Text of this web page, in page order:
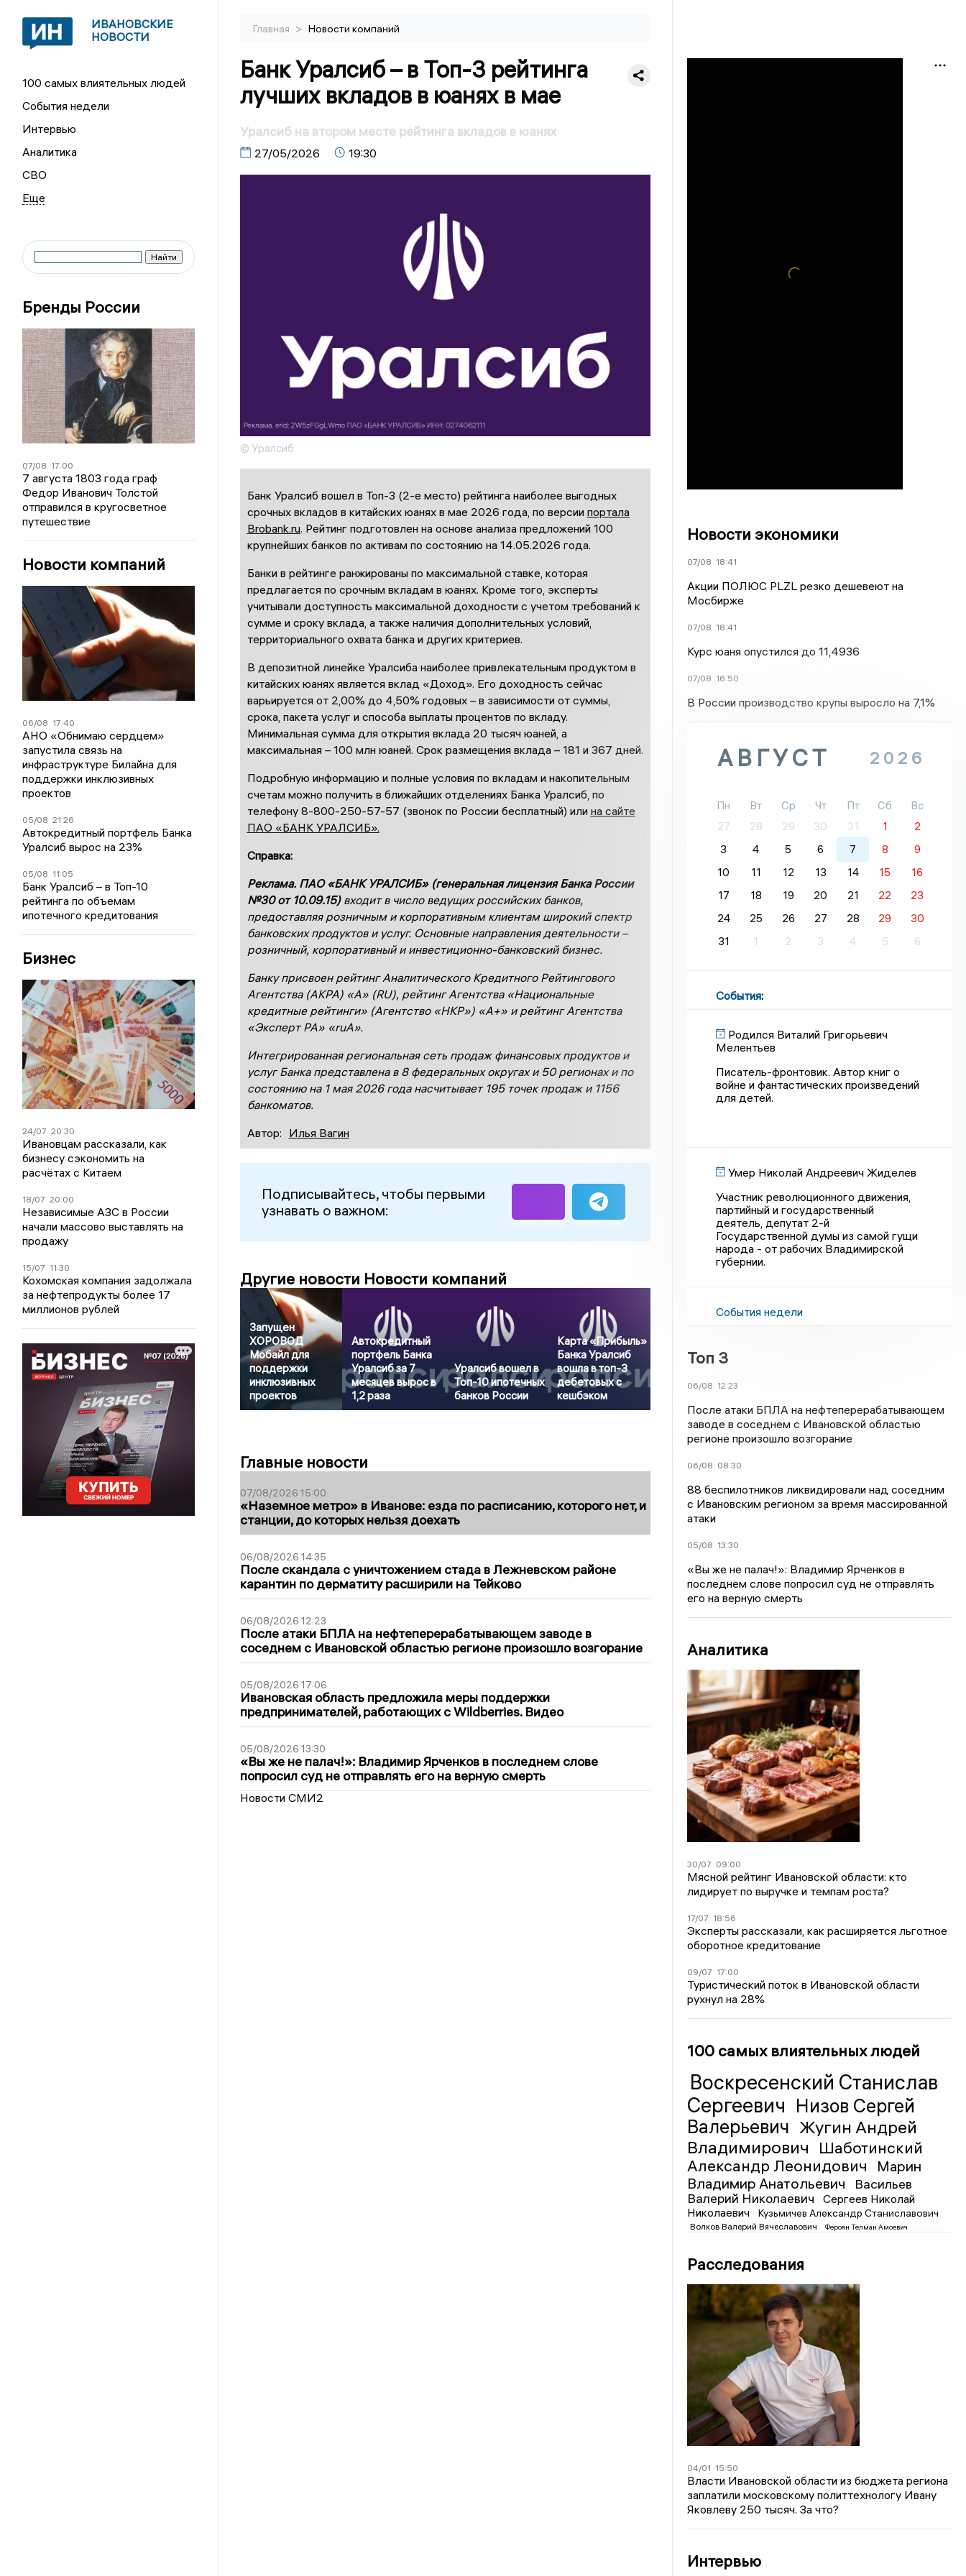
ИВАНОВСКИЕ
НОВОСТИ
100 самых влиятельных людей
События недели
Интервью
Аналитика
СВО
Бренды России
07/08 17:00
7 августа 1803 года граф
Федор Иванович Толстой
отправился в кругосветное
путешествие
Новости компаний
06/08 17:40
АНО «Обнимаю сердцем»
запустила связь на
инфраструктуре Билайна для
поддержки инклюзивных
проектов
05/08 21:26
Автокредитный портфель Банка
Уралсиб вырос на 23%
05/08 11:05
Банк Уралсиб – в Топ-10
рейтинга по объемам
ипотечного кредитования
Бизнес
24/07 20:30
Ивановцам рассказали, как
бизнесу сэкономить на
расчётах с Китаем
18/07 20:00
Независимые АЗС в России
начали массово выставлять на
продажу
15/07 11:30
Кохомская компания задолжала
за нефтепродукты более 17
миллионов рублей
Главная > Новости компаний
Банк Уралсиб – в Топ-3 рейтинга
лучших вкладов в юанях в мае
Уралсиб на втором месте рейтинга вкладов в юанях
27/05/2026 19:30
© Уралсиб
Банк Уралсиб вошел в Топ-3 (2-е место) рейтинга наиболее выгодных
срочных вкладов в китайских юанях в мае 2026 года, по версии портала
Brobank.ru. Рейтинг подготовлен на основе анализа предложений 100
крупнейших банков по активам по состоянию на 14.05.2026 года.
Банки в рейтинге ранжированы по максимальной ставке, которая
предлагается по срочным вкладам в юанях. Кроме того, эксперты
учитывали доступность максимальной доходности с учетом требований к
сумме и сроку вклада, а также наличия дополнительных условий,
территориального охвата банка и других критериев.
В депозитной линейке Уралсиба наиболее привлекательным продуктом в
китайских юанях является вклад «Доход». Его доходность сейчас
варьируется от 2,00% до 4,50% годовых – в зависимости от суммы,
срока, пакета услуг и способа выплаты процентов по вкладу.
Минимальная сумма для открытия вклада 20 тысяч юаней, а
максимальная – 100 млн юаней. Срок размещения вклада – 181 и 367 дней.
Подробную информацию и полные условия по вкладам и накопительным
счетам можно получить в ближайших отделениях Банка Уралсиб, по
телефону 8-800-250-57-57 (звонок по России бесплатный) или на сайте
ПАО «БАНК УРАЛСИБ».
Справка:
Реклама. ПАО «БАНК УРАЛСИБ» (генеральная лицензия Банка России
№30 от 10.09.15)входит в число ведущих российских банков,
предоставляя розничным и корпоративным клиентам широкий спектр
банковских продуктов и услуг. Основные направления деятельности –
розничный, корпоративный и инвестиционно-банковский бизнес.
Банку присвоен рейтинг Аналитического Кредитного Рейтингового
Агентства (АКРА) «А» (RU), рейтинг Агентства «Национальные
кредитные рейтинги» (Агентство «НКР») «А+» и рейтинг Агентства
«Эксперт РА» «ruА».
Интегрированная региональная сеть продаж финансовых продуктов и
услуг Банка представлена в 8 федеральных округах и 50 регионах и по
состоянию на 1 мая 2026 года насчитывает 195 точек продаж и 1156
банкоматов.
Автор: Илья Вагин
Подписывайтесь, чтобы первыми
узнавать о важном:
Другие новости Новости компаний
Запущен
ХОРОВОД
Мобайл для
поддержки
инклюзивных
проектов
Автокредитный
портфель Банка
Уралсиб за 7
месяцев вырос в
1,2 раза
Уралсиб вошел в
Топ-10 ипотечных
банков России
Карта «Прибыль»
Банка Уралсиб
вошла в топ-3
дебетовых с
кешбэком
Главные новости
07/08/2026 15:00
«Наземное метро» в Иванове: езда по расписанию, которого нет, и
станции, до которых нельзя доехать
06/08/2026 14:35
После скандала с уничтожением стада в Лежневском районе
карантин по дерматиту расширили на Тейково
06/08/2026 12:23
После атаки БПЛА на нефтеперерабатывающем заводе в
соседнем с Ивановской областью регионе произошло возгорание
05/08/2026 17:06
Ивановская область предложила меры поддержки
предпринимателей, работающих с Wildberries. Видео
05/08/2026 13:30
«Вы же не палач!»: Владимир Ярченков в последнем слове
попросил суд не отправлять его на верную смерть
Новости СМИ2
Новости экономики
07/08 18:41
Акции ПОЛЮС PLZL резко дешевеют на
Мосбирже
07/08 18:41
Курс юаня опустился до 11,4936
07/08 16:50
В России производство крупы выросло на 7,1%
АВГУСТ 2026
Пн Вт Ср Чт Пт Сб
Вс
27
28 29 30 31 1
2
3
4 5 6 7 8
9
10
11 12 13 14 15
16
17
18 19 20 21 22
23
24
25 26 27 28 29
30
31
1 2 3 4 5 6
События:
Родился Виталий Григорьевич
Мелентьев
Писатель-фронтовик. Автор книг о
войне и фантастических произведений
для детей.
Умер Николай Андреевич Жиделев
Участник революционного движения,
партийный и государственный
деятель, депутат 2-й
Государственной думы из самой гущи
народа - от рабочих Владимирской
губернии.
События недели
Топ 3
06/08 12:23
После атаки БПЛА на нефтеперерабатывающем
заводе в соседнем с Ивановской областью
регионе произошло возгорание
06/08 08:30
88 беспилотников ликвидировали над соседним
с Ивановским регионом за время массированной
атаки
05/08 13:30
«Вы же не палач!»: Владимир Ярченков в
последнем слове попросил суд не отправлять
его на верную смерть
Аналитика
30/07 09:00
Мясной рейтинг Ивановской области: кто
лидирует по выручке и темпам роста?
17/07 18:56
Эксперты рассказали, как расширяется льготное
оборотное кредитование
09/07 17:00
Туристический поток в Ивановской области
рухнул на 28%
100 самых влиятельных людей
Воскресенский Станислав
Сергеевич Низов Сергей
Валерьевич Жугин Андрей
Владимирович
Шаботинский
Александр Леонидович
Марин
Владимир Анатольевич
Васильев
Валерий Николаевич
Сергеев Николай
Николаевич
Кузьмичев Александр Станиславович
Волков Валерий Вячеславович Фероян Телман Амоевич
Расследования
04/01 15:50
Власти Ивановской области из бюджета региона
заплатили московскому политтехнологу Ивану
Яковлеву 250 тысяч. За что?
Интервью